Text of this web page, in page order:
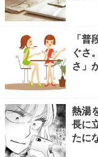
「
ぐさ
さ」
熱湯
長に
たに